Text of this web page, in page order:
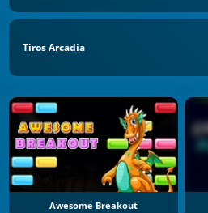
Tiros Arcadia
Awesome Breakout